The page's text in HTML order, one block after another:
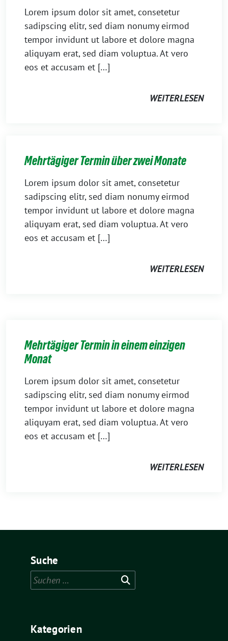
Lorem ipsum dolor sit amet, consetetur
sadipscing elitr, sed diam nonumy eirmod
tempor invidunt ut labore et dolore magna
aliquyam erat, sed diam voluptua. At vero
eos et accusam et […]
WEITERLESEN
Mehrtägiger Termin über zwei Monate
Lorem ipsum dolor sit amet, consetetur
sadipscing elitr, sed diam nonumy eirmod
tempor invidunt ut labore et dolore magna
aliquyam erat, sed diam voluptua. At vero
eos et accusam et […]
WEITERLESEN
Mehrtägiger Termin in einem einzigen
Monat
Lorem ipsum dolor sit amet, consetetur
sadipscing elitr, sed diam nonumy eirmod
tempor invidunt ut labore et dolore magna
aliquyam erat, sed diam voluptua. At vero
eos et accusam et […]
WEITERLESEN
Suche
Suchen
nach:
Kategorien